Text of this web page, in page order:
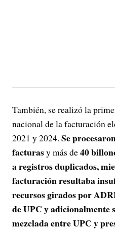
También, se realizó la
nacional de la facturación
2021 y 2024. Se
facturasy más de40
a registros duplicados,
facturación resultaba
recursos girados por
de UPC y adicionalmente
mezclada entre UPC y